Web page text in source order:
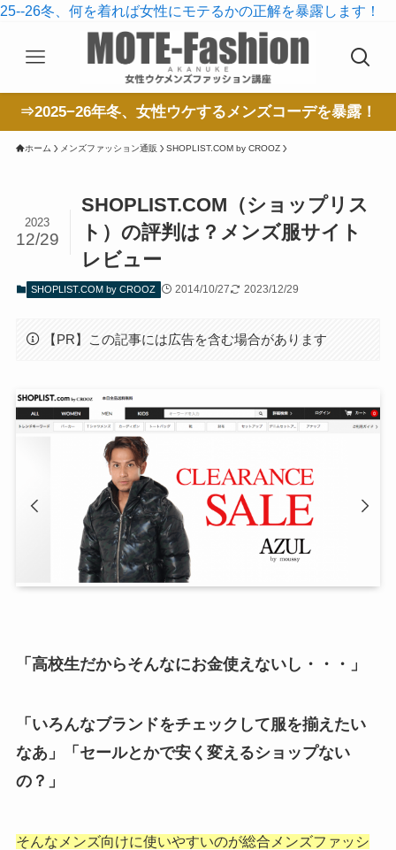
25--26冬、何を着れば女性にモテるかの正解を暴露します！
⇒2025−26年冬、女性ウケするメンズコーデを暴露！
ホーム メンズファッション通販 SHOPLIST.COM by CROOZ
SHOPLIST.COM（ショップリス
ト）の評判は？メンズ服サイト
レビュー
2023
12/29
SHOPLIST.COM by CROOZ 2014/10/27 2023/12/29
【PR】この記事には広告を含む場合があります
「高校生だからそんなにお金使えないし・・・」
「いろんなブランドをチェックして服を揃えたい
なあ」「セールとかで安く変えるショップない
の？」
そんなメンズ向けに使いやすいのが総合メンズファッシ